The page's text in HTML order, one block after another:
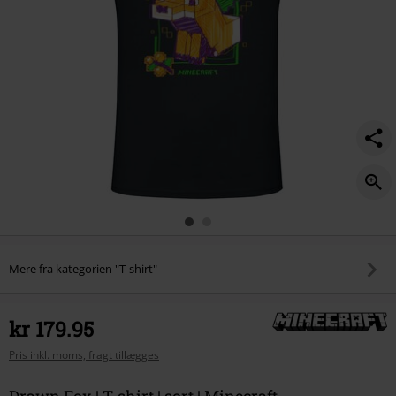
Mere fra kategorien "T-shirt"
kr 179.95
Pris inkl. moms, fragt tillægges